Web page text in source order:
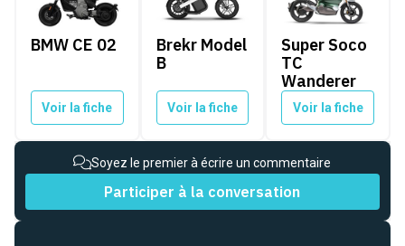
BMW CE 02
Voir la fiche
Brekr Model
B
Voir la fiche
Super Soco
TC
Wanderer
Voir la fiche
Soyez le premier à écrire un commentaire
Participer à la conversation